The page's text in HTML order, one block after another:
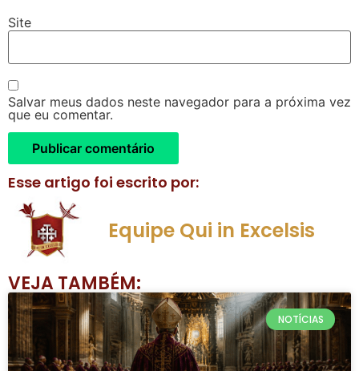
Site
Salvar meus dados neste navegador para a próxima vez
que eu comentar.
Esse artigo foi escrito por:
Equipe Qui in Excelsis
VEJA TAMBÉM:
NOTÍCIAS